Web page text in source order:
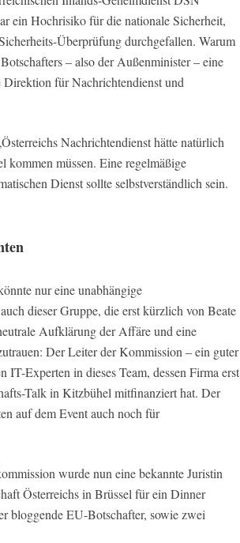
ein Hochrisiko für die nationale Sicherheit,
Überprüfung durchgefallen. Warum
– also der Außenminister – eine
für Nachrichtendienst und
Nachrichtendienst hätte natürlich
kommen müssen. Eine regelmäßige
Dienst sollte selbstverständlich sein.
nur eine unabhängige
dieser Gruppe, die erst kürzlich von Beate
Aufklärung der Affäre und eine
Der Leiter der Kommission – ein guter
Experten in dieses Team, dessen Firma erst
Talk in Kitzbühel mitfinanziert hat. Der
auf dem Event auch noch für
wurde nun eine bekannte Juristin
Österreichs in Brüssel für ein Dinner
bloggende EU-Botschafter, sowie zwei